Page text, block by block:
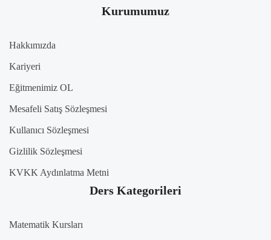
Kurumumuz
Hakkımızda
Kariyeri
Eğitmenimiz OL
Mesafeli Satış Sözleşmesi
Kullanıcı Sözleşmesi
Gizlilik Sözleşmesi
KVKK Aydınlatma Metni
Ders Kategorileri
Matematik Kursları